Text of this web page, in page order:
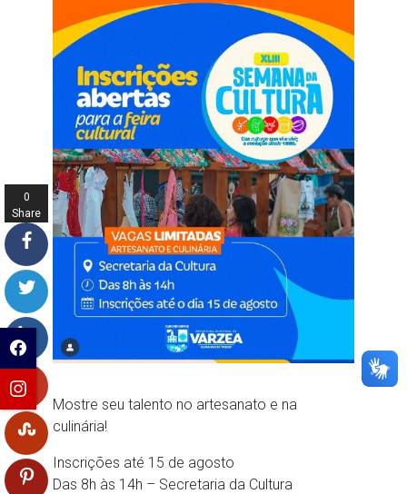
Mostre seu talento no artesanato e na
culinária!
Inscrições até 15 de agosto
Das 8h às 14h – Secretaria da Cultura
0
Share
s